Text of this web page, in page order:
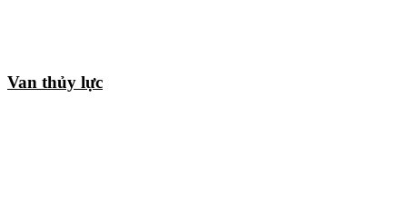
Van thủy lực